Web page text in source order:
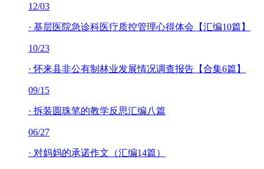
12/03
· 基层医院急诊科医疗质控管理心得体会【汇编10篇】
10/23
·怀来县非公有制林业发展情况调查报告【合集6篇】
09/15
· 拆装圆珠笔的教学反思汇编八篇
06/27
· 对妈妈的承诺作文（汇编14篇）